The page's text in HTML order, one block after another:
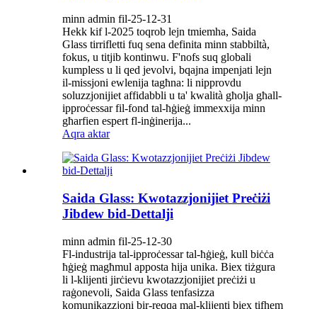
minn admin fil-25-12-31
Hekk kif l-2025 toqrob lejn tmiemha, Saida
Glass tirrifletti fuq sena definita minn stabbiltà,
fokus, u titjib kontinwu. F'nofs suq globali
kumpless u li qed jevolvi, bqajna impenjati lejn
il-missjoni ewlenija tagħna: li nipprovdu
soluzzjonijiet affidabbli u ta' kwalità għolja għall-
ipproċessar fil-fond tal-ħġieġ immexxija minn
għarfien espert fl-inġinerija...
Aqra aktar
Saida Glass: Kwotazzjonijiet Preċiżi
Jibdew bid-Dettalji
minn admin fil-25-12-30
Fl-industrija tal-ipproċessar tal-ħġieġ, kull biċċa
ħġieġ magħmul apposta hija unika. Biex tiżgura
li l-klijenti jirċievu kwotazzjonijiet preċiżi u
raġonevoli, Saida Glass tenfasizza
komunikazzjoni bir-reqqa mal-klijenti biex tifhem